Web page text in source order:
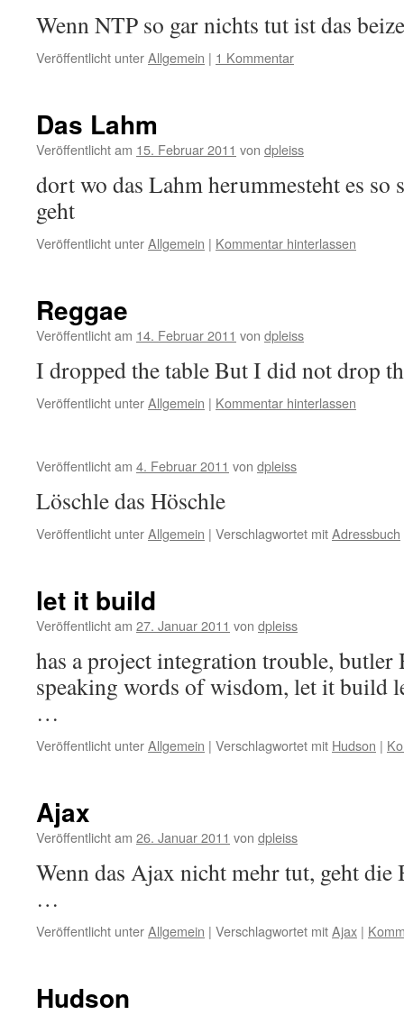
Wenn NTP so gar nichts tut ist das
Veröffentlicht unterAllgemein | 1 Kommentar
Das Lahm
Veröffentlicht am 15. Februar 2011 von dpleiss
dort wo das Lahm herummesteht es so
geht
Veröffentlicht unterAllgemein | Kommentar hinterlassen
Reggae
Veröffentlicht am 14. Februar 2011 von dpleiss
I dropped the table But I did not drop
Veröffentlicht unterAllgemein | Kommentar hinterlassen
Veröffentlicht am 4. Februar 2011 von dpleiss
Löschle das Höschle
Veröffentlicht unterAllgemein | Verschlagwortet mitAdressbuch
let it build
Veröffentlicht am 27. Januar 2011 von dpleiss
has a project integration trouble, butler
speaking words of wisdom, let it build
…
Veröffentlicht unterAllgemein | Verschlagwortet mit Hudson |
Ajax
Veröffentlicht am 26. Januar 2011 von dpleiss
Wenn das Ajax nicht mehr tut, geht die
…
Veröffentlicht unterAllgemein | Verschlagwortet mitAjax |
Hudson